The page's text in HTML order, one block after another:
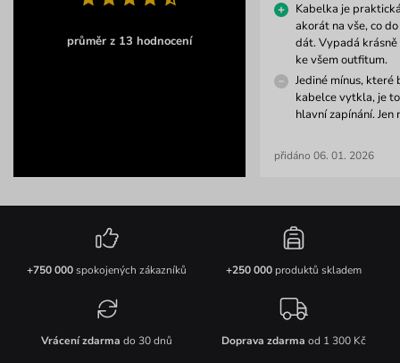
průměr z 13 hodnocení
Kabelka je
akorát na vše, co
dát. Vypadá krásně
ke všem outfitum.
Jediné mínus, které
kabelce vytkla, je
hlavní zapínání. Jen
přidáno 06. 01. 2026
+750 000spokojených zákazníků +250 000produktů skladem
Vrácení zdarma do 30 dnů Doprava zdarma od 1 300 Kč